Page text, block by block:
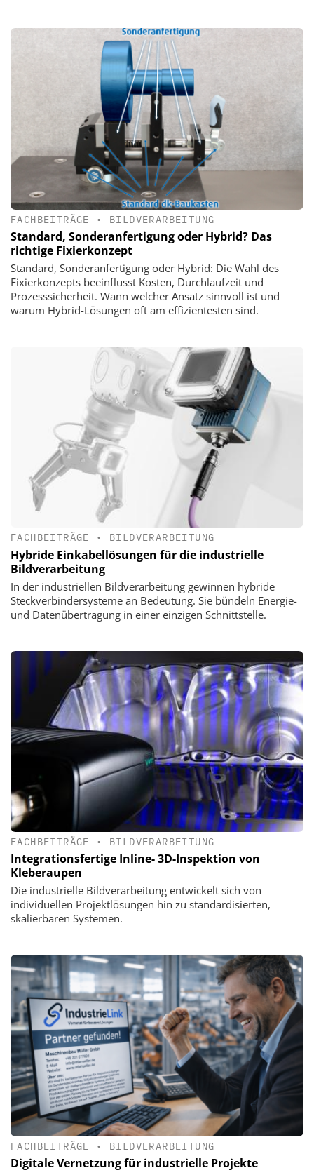
FACHBEITRÄGE • BILDVERARBEITUNG
Standard, Sonderanfertigung oder Hybrid? Das
richtige Fixierkonzept
Standard, Sonderanfertigung oder Hybrid: Die Wahl des
Fixierkonzepts beeinflusst Kosten, Durchlaufzeit und
Prozesssicherheit. Wann welcher Ansatz sinnvoll ist und
warum Hybrid-Lösungen oft am effizientesten sind.
FACHBEITRÄGE • BILDVERARBEITUNG
Hybride Einkabellösungen für die industrielle
Bildverarbeitung
In der industriellen Bildverarbeitung gewinnen hybride
Steckverbindersysteme an Bedeutung. Sie bündeln Energie-
und Datenübertragung in einer einzigen Schnittstelle.
FACHBEITRÄGE • BILDVERARBEITUNG
Integrationsfertige Inline- 3D-Inspektion von
Kleberaupen
Die industrielle Bildverarbeitung entwickelt sich von
individuellen Projektlösungen hin zu standardisierten,
skalierbaren Systemen.
FACHBEITRÄGE • BILDVERARBEITUNG
Digitale Vernetzung für industrielle Projekte